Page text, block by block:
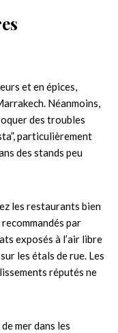
et en épices,
Néanmoins,
des troubles
particulièrement
des stands peu
les restaurants bien
par
exposés à l’air libre
les étals de rue. Les
réputés ne
mer dans les